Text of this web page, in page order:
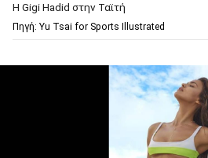
Η Gigi Hadid στην Ταϊτή
Πηγή: Υu Tsai for Sports Illustrated